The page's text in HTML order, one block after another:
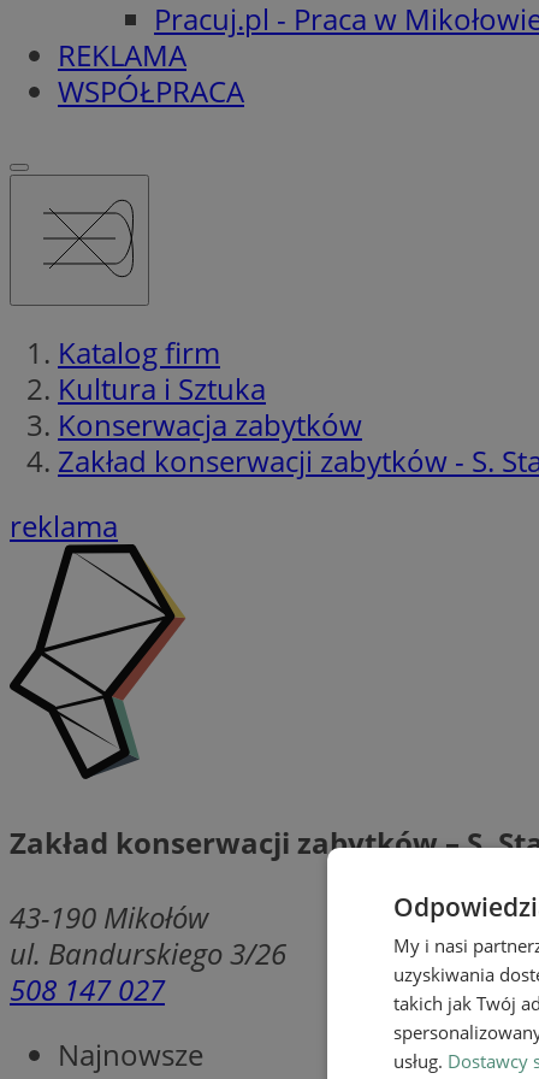
Pracuj.pl - Praca w
REKLAMA
WSPÓŁPRACA
Katalog firm
Kultura i Sztuka
Konserwacja zabytków
Zakład konserwacji zabytków - S.
reklama
Zakład konserwacji zabytków – S.
43-190 Mikołów
ul. Bandurskiego 3/26
508 147 027
Najnowsze
My i nasi
uzyskiwania
takich jak Twój
usług. Dostawcy